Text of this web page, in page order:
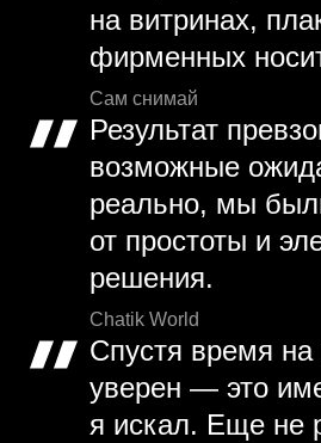
на витринах,
фирменных
Сам снимай
Результат
возможные
реально, мы
от простоты и
решения.
Chatik World
Спустя время на
уверен — это
я искал. Еще не